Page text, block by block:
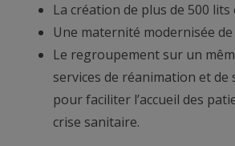
La création de plus de 500 lits
Une maternité modernisée de
Le regroupement sur un
services de réanimation et de
pour faciliter l’accueil des
crise sanitaire.